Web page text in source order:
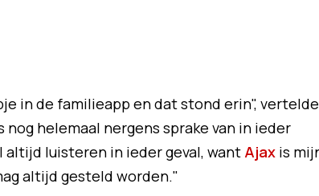
in de familieapp en dat stond erin", vertelde
nog helemaal nergens sprake van in ieder
altijd luisteren in ieder geval, want Ajaxis
altijd gesteld worden."